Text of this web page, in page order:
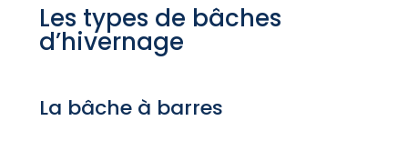
Les types de bâches
d’hivernage
La bâche à barres